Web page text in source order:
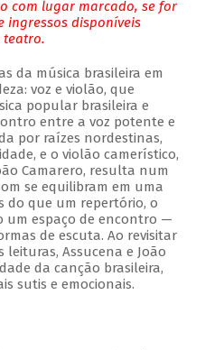
com lugar marcado, se for
ingressos disponíveis
teatro.
da música brasileira em
voz e violão, que
popular brasileira e
entre a voz potente e
por raízes nordestinas,
e o violão camerístico,
Camarero, resulta num
se equilibram em uma
do que um repertório, o
um espaço de encontro —
de escuta. Ao revisitar
Assucena e João
da canção brasileira,
sutis e emocionais.